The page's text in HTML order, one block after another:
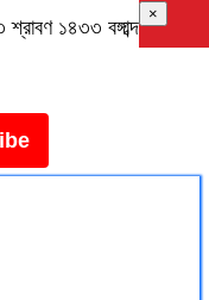
১৪৩৩ বঙ্গাব্দ
×